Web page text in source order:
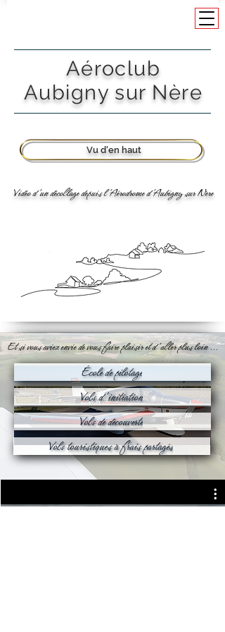
Aéroclub
Aubigny sur Nère
Vu d'en haut
Vidéo d'un décollage depuis l'Aérodrome d'Aubigny sur Nère
Et si vous aviez envie de vous faire plaisir et d'aller plus loin ...
École de pilotage
Vols d'initiation
Vols de découverte
Vols touristiques à frais partagés